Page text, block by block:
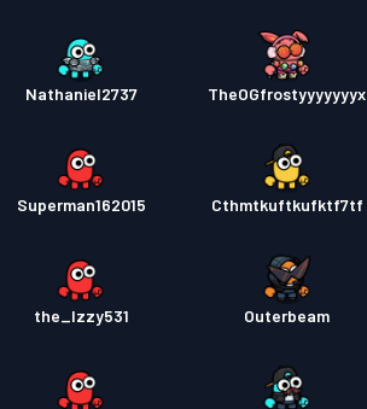
Nathaniel2737 TheOGfrostyyyyyyyx
Superman162015 Cthmtkuftkufktf7tf
the_Izzy531 Outerbeam